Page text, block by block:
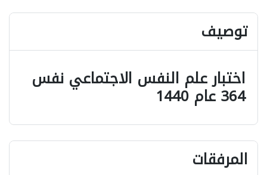
توصيف
اختبار علم النفس الاجتماعي نفس
364 عام 1440
المرفقات